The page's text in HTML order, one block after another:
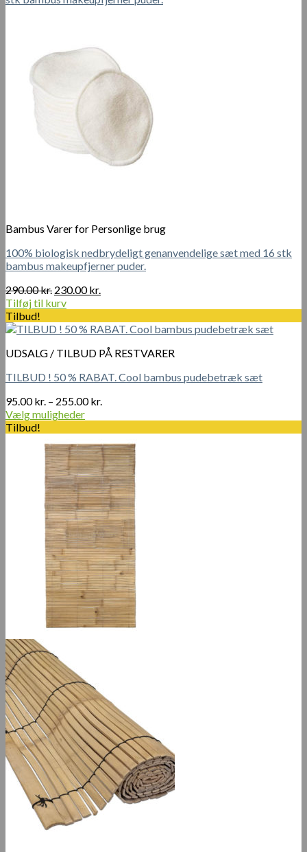
Bambus Varer for Personlige brug
100% biologisk nedbrydeligt genanvendelige sæt med 16 stk
bambus makeupfjerner puder.
290.00kr. Den
oprindelige
var:
230.00kr.
er:
Tilføj til kurv
Tilbud!
UDSALG / TILBUD PÅ RESTVARER
TILBUD ! 50 % RABAT. Cool bambus pudebetræk sæt
95.00kr. – 255.00kr.
Vælg muligheder
Dette
varianter.
Mulighederne
varesiden
Tilbud!